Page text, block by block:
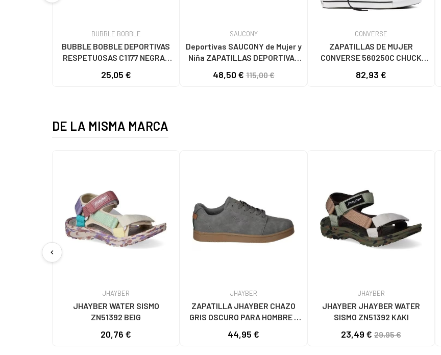
BUBBLE BOBBLE
BUBBLE BOBBLE DEPORTIVAS
RESPETUOSAS C1177 NEGRAS
25,05 €
SAUCONY
Deportivas SAUCONY de Mujer y
Niña ZAPATILLAS DEPORTIVAS
HOMBRE MORADO
48,50 €115,00 €
CONVERSE
ZAPATILLAS DE MUJER
CONVERSE 560250C CHUCK
PLATFORM CANVAS LOW BLACK
82,93 €
DE LA MISMA MARCA
chevron_left
JHAYBER
JHAYBER WATER SISMO
ZN51392 BEIG
20,76 €
JHAYBER
ZAPATILLA JHAYBER CHAZO
GRIS OSCURO PARA HOMBRE -
44,95 €
JHAYBER
JHAYBER JHAYBER WATER
SISMO ZN51392 KAKI
23,49 € 29,95 €